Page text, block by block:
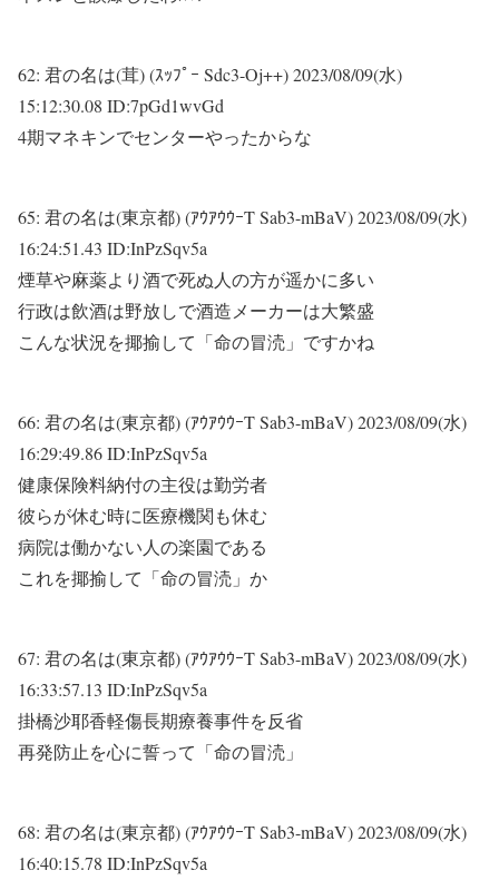
62: 君の名は(茸) (ｽｯﾌﾟｰ Sdc3-Oj++)2023/08/09(水)
15:12:30.08 ID:7pGd1wvGd
4期マネキンでセンターやったからな
65: 君の名は(東京都) (ｱｳｱｳｳｰT Sab3-mBaV)2023/08/09(水)
16:24:51.43 ID:InPzSqv5a
煙草や麻薬より酒で死ぬ人の方が遥かに多い
行政は飲酒は野放しで酒造メーカーは大繁盛
こんな状況を揶揄して「命の冒涜」ですかね
66: 君の名は(東京都) (ｱｳｱｳｳｰT Sab3-mBaV)2023/08/09(水)
16:29:49.86 ID:InPzSqv5a
健康保険料納付の主役は勤労者
彼らが休む時に医療機関も休む
病院は働かない人の楽園である
これを揶揄して「命の冒涜」か
67: 君の名は(東京都) (ｱｳｱｳｳｰT Sab3-mBaV)2023/08/09(水)
16:33:57.13 ID:InPzSqv5a
掛橋沙耶香軽傷長期療養事件を反省
再発防止を心に誓って「命の冒涜」
68: 君の名は(東京都) (ｱｳｱｳｳｰT Sab3-mBaV)2023/08/09(水)
16:40:15.78 ID:InPzSqv5a